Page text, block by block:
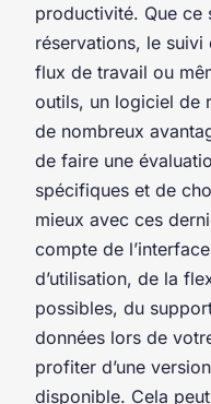
productivité. Que ce
réservations, le suivi
flux de travail ou
outils, un logiciel de
de nombreux
de faire une
spécifiques et de
mieux avec ces
compte de
d’utilisation, de la
possibles, du
données lors de
profiter d’une
disponible. Cela